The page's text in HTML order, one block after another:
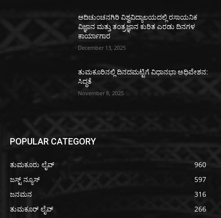
ಆದಿಚುಂಚನಗಿರಿ ವಿಶ್ವವಿದ್ಯಾಲಯದಲ್ಲಿ ರಸಾಯನಿಕ
ವಿಜ್ಞಾನ ಮತ್ತು ತಂತ್ರಜ್ಞಾನ ಕುರಿತ ಎರಡು ದಿನಗಳ
ಕಾರ್ಯಾಗಾರ
December 13, 2025
ತುಮಕೂರಿನಲ್ಲಿ ದಿನದಮಟ್ಟಿಗೆ ವಿಧಾನಭಾ ಅಧಿವೇಶನ:
ಸಿದ್ಧತೆ
November 8, 2025
POPULAR CATEGORY
ತುಮಕೂರು ಲೈವ್
960
ಜಸ್ಟ್ ನ್ಯೂಸ್
597
ಜನಮನ
316
ತುಮಕೂರ್ ಲೈವ್
266